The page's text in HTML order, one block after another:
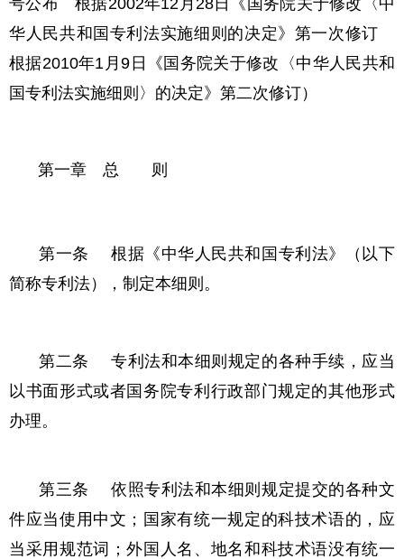
号公布 根据2002年12月28日《国务院关于修改〈中
华人民共和国专利法实施细则 的决定》第一次修订
根据2010年1月9日《国务院关于修改〈中华人民共和
国专利法实施细则〉的决定》第二次修订）
第一章 总 则
第一条 根据《中华人民共和国专利法》（以下
简称专利法），制定本细则。
第二条 专利法和本细则规定的各种手续，应当
以书面形式或者国务院专利行政部门规定的其他形式
办理。
第三条 依照专利法和本细则规定提交的各种文
件应当使用中文；国家有统一规定的科技术语的，应
当采用规范词；外国人名、地名和科技术语没有统一